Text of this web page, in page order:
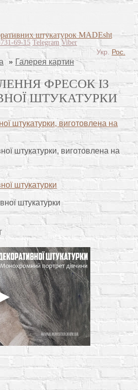
69-15 Telegram Viber
Галерея картин
ФРЕСОК ІЗ
ШТУКАТУРКИ
штукатурки, виготовлена на
штукатурки
Укр. Рос.